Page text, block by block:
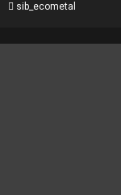
sib_ecometal